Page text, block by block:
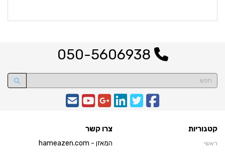
קטגוריות
ראשי
צרו קשר
המאזן - hameazen.com